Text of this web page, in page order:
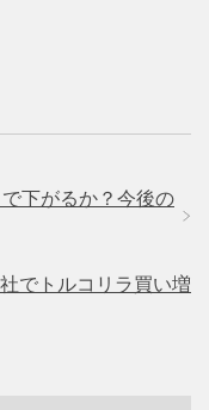
下がるか？今後の
でトルコリラ買い増